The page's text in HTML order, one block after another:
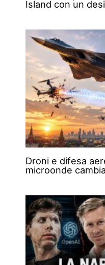
Island con un
Droni e difesa
microonde